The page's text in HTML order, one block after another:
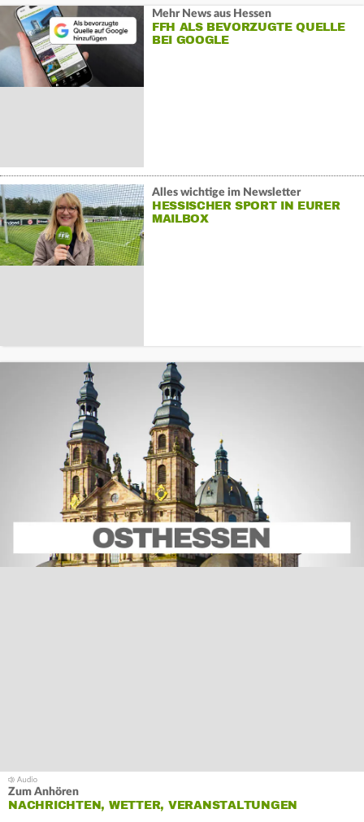
Mehr News aus Hessen
FFH ALS BEVORZUGTE QUELLE
BEI GOOGLE
Alles wichtige im Newsletter
HESSISCHER SPORT IN EURER
MAILBOX
Zum Anhören
NACHRICHTEN, WETTER, VERANSTALTUNGEN